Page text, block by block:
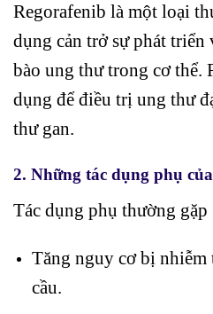
Regorafenib là một loại
dụng cản trở sự phát triển
bào ung thư trong cơ thể.
dụng để điều trị ung thư
thư gan.
2. Những tác dụng phụ
Tác dụng phụ thường gặp
Tăng nguy cơ bị nhiễm
cầu.